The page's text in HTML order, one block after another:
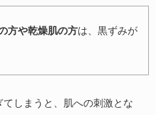
方や乾燥肌の方は、黒ずみが
しまうと、肌への刺激とな